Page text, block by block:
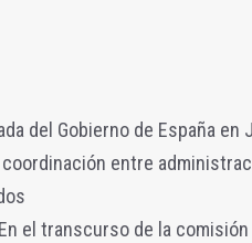
del Gobierno de España en
entre
el transcurso de la